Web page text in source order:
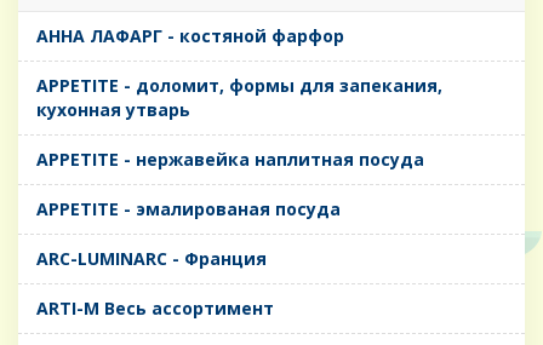
AHHA ЛАФАРГ - костяной фарфор
APPETITE - доломит, формы для запекания,
кухонная утварь
APPETITE - нержавейка наплитная посуда
APPETITE - эмалированая посуда
ARC-LUMINARC - Франция
ARTI-M Весь ассортимент